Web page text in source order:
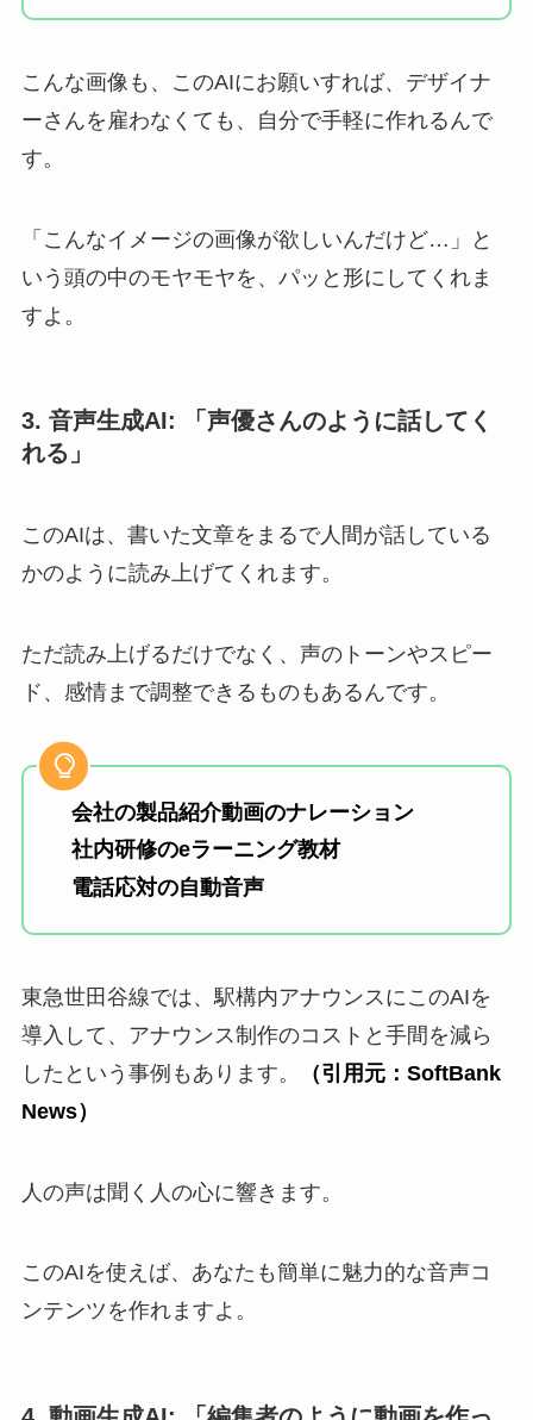
こんな画像も、このAIにお願いすれば、デザイナ
ーさんを雇わなくても、自分で手軽に作れるんで
す。
「こんなイメージの画像が欲しいんだけど…」と
いう頭の中のモヤモヤを、パッと形にしてくれま
すよ。
3. 音声生成AI: 「声優さんのように話してく
れる」
このAIは、書いた文章をまるで人間が話している
かのように読み上げてくれます。
ただ読み上げるだけでなく、声のトーンやスピー
ド、感情まで調整できるものもあるんです。
会社の製品紹介動画のナレーション
社内研修のeラーニング教材
電話応対の自動音声
東急世田谷線では、駅構内アナウンスにこのAIを
導入して、アナウンス制作のコストと手間を減ら
したという事例もあります。
（引用元：SoftBank
News）
人の声は聞く人の心に響きます。
このAIを使えば、あなたも簡単に魅力的な音声コ
ンテンツを作れますよ。